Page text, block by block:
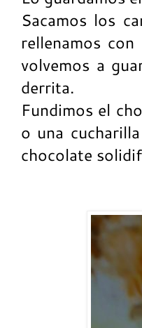
Sacamos los
rellenamos
volvemos a
derrita.
Fundimos el
o una
chocolate